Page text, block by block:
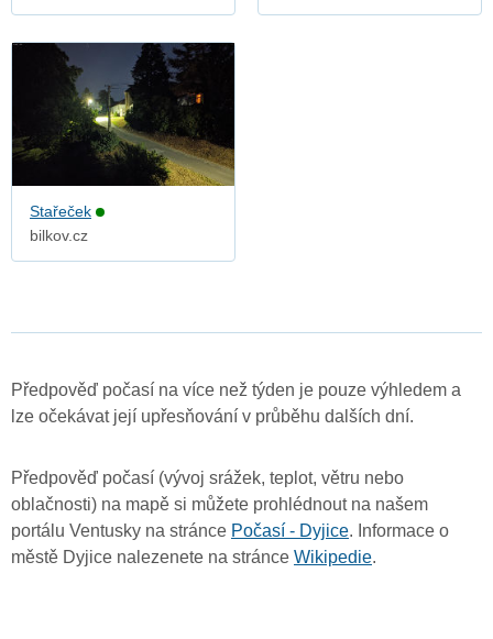
Stařeček
bilkov.cz
Předpověď počasí na více než týden je pouze výhledem a
lze očekávat její upřesňování v průběhu dalších dní.
Předpověď počasí (vývoj srážek, teplot, větru nebo
oblačnosti) na mapě si můžete prohlédnout na našem
portálu Ventusky na stránce Počasí - Dyjice. Informace o
městě Dyjice nalezenete na stránce Wikipedie.